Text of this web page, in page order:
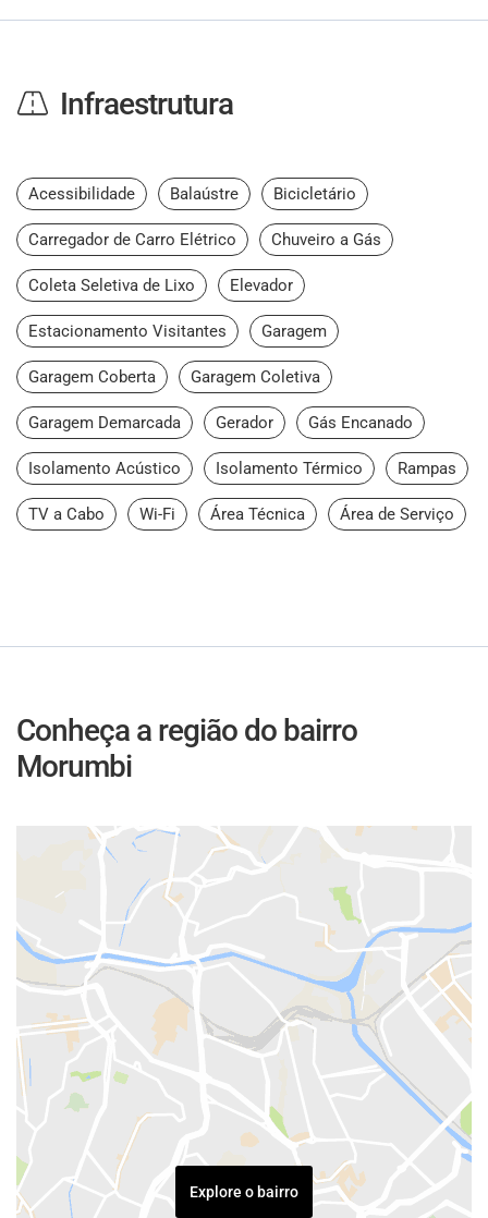
Infraestrutura
Acessibilidade Balaústre Bicicletário
Carregador de Carro Elétrico Chuveiro a Gás
Coleta Seletiva de Lixo Elevador
Estacionamento Visitantes Garagem
Garagem Coberta Garagem Coletiva
Garagem Demarcada Gerador Gás Encanado
Isolamento Acústico Isolamento Térmico Rampas
TV a Cabo Wi-Fi Área Técnica Área de Serviço
Conheça a região do bairro
Morumbi
Explore o bairro